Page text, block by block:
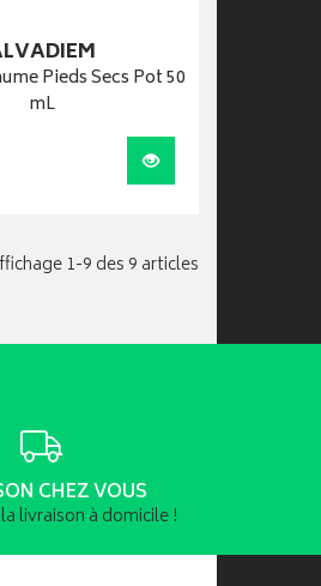
Pieds Secs Pot 50
mL
Visualiser
1-9 des 9 articles
CHEZ VOUS
livraison à domicile !